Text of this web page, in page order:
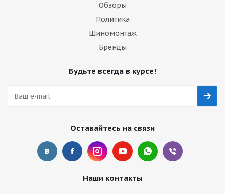
Обзоры
Политика
Шиномонтаж
Бренды
Будьте всегда в курсе!
Оставайтесь на связи
Наши контакты